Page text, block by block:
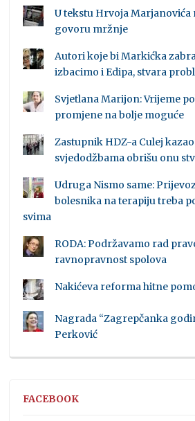
U tekstu Hrvoja
govoru mržnje
Autori koje bi Markićka
izbacimo i Edipa, stvara
Svjetlana Marijon: Vrijeme
promjene na bolje moguće
Zastupnik HDZ-a Culej
svjedodžbama obrišu onu
Udruga Nismo same:
bolesnika na terapiju treba
svima
RODA: Podržavamo rad
ravnopravnost spolova
Nakićeva reforma hitne
Nagrada “Zagrepčanka
Perković
FACEBOOK